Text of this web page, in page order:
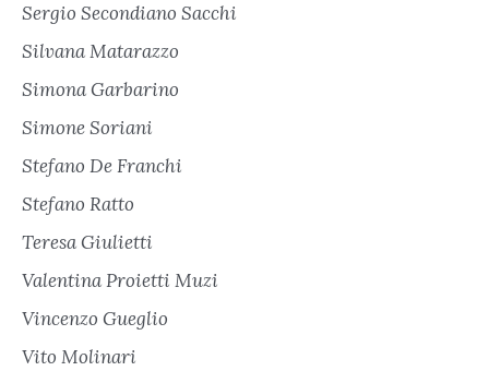
Sergio Secondiano Sacchi
Silvana Matarazzo
Simona Garbarino
Simone Soriani
Stefano De Franchi
Stefano Ratto
Teresa Giulietti
Valentina Proietti Muzi
Vincenzo Gueglio
Vito Molinari